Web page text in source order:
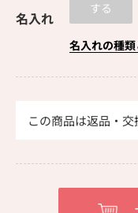
名入れ
する
名入れの種
この商品は返品・